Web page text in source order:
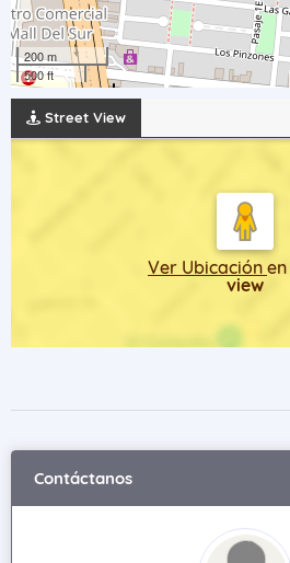
200 m
500 ft
Street View
Ver Ubicación en
view
Contáctanos